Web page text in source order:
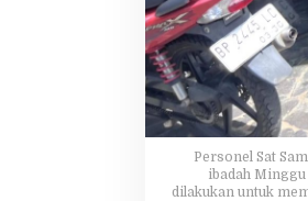
Personel Sat
ibadah
dilakukan untuk